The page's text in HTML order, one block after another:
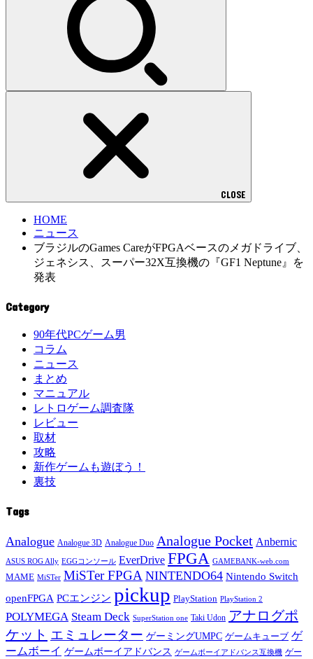
CLOSE
HOME
ニュース
ブラジルのGames CareがFPGAベースのメガドライブ、
ジェネシス、スーパー32X互換機の『GF1 Neptune』を
発表
Category
90年代PCゲーム男
コラム
ニュース
まとめ
マニュアル
レトロゲーム調査隊
レビュー
取材
攻略
新作ゲームも遊ぼう！
裏技
Tags
Analogue Analogue 3D Analogue Duo Analogue Pocket Anbernic
ASUS ROG Ally EGGコンソール EverDrive FPGA GAMEBANK-web.com
MAME MiSTer MiSTer FPGA NINTENDO64 Nintendo Switch
openFPGA PCエンジン pickup PlayStation PlayStation 2
POLYMEGA Steam Deck SuperStation one Taki Udon アナログポ
ケット エミュレーター ゲーミングUMPC ゲームキューブ ゲ
ームボーイ ゲームボーイアドバンス ゲームボーイアドバンス互換機 ゲー